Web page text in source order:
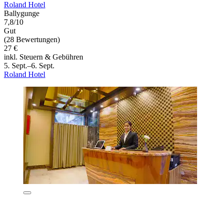
Roland Hotel
Ballygunge
7,8/10
Gut
(28 Bewertungen)
27 €
inkl. Steuern & Gebühren
5. Sept.–6. Sept.
Roland Hotel